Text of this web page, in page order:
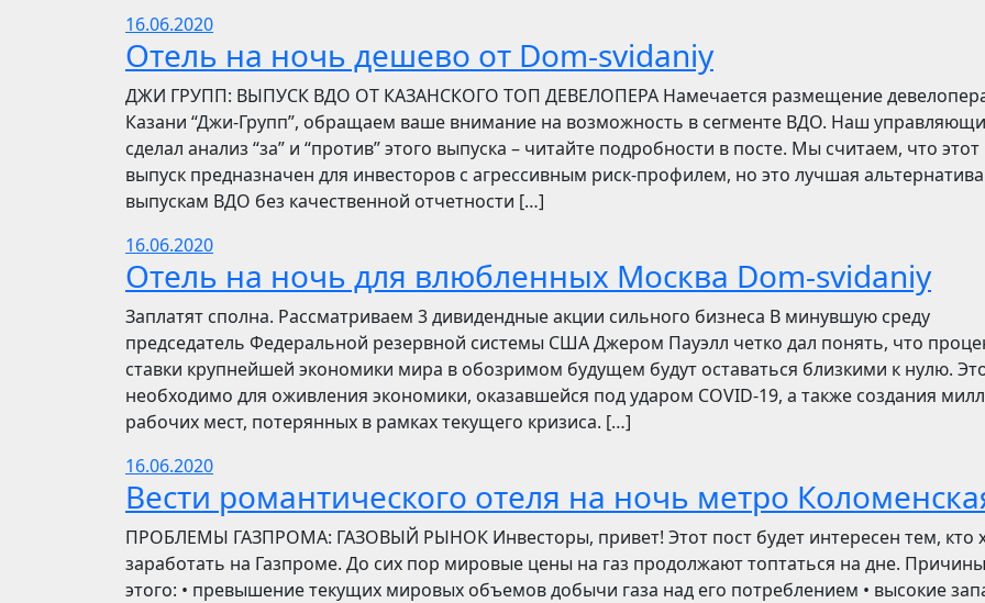
16.06.2020
Отель на ночь дешево от Dom-svidaniy
​​ДЖИ ГРУПП: ВЫПУСК ВДО ОТ КАЗАНСКОГО ТОП ДЕВЕЛОПЕРА Намечается размещение
Казани “Джи-Групп”, обращаем ваше внимание на возможность в сегменте ВДО. Наш
сделал анализ “за” и “против” этого выпуска – читайте подробности в посте. Мы считаем, что этот
выпуск предназначен для инвесторов с агрессивным риск-профилем, но это лучшая альтернатива
выпускам ВДО без качественной отчетности […]
16.06.2020
Отель на ночь для влюбленных Москва Dom-svidaniy
Заплатят сполна. Рассматриваем 3 дивидендные акции сильного бизнеса В минувшую среду
председатель Федеральной резервной системы США Джером Пауэлл четко дал понять, что
ставки крупнейшей экономики мира в обозримом будущем будут оставаться близкими к нулю.
необходимо для оживления экономики, оказавшейся под ударом COVID-19, а также создания
рабочих мест, потерянных в рамках текущего кризиса. […]
16.06.2020
Вести романтического отеля на ночь метро
ПРОБЛЕМЫ ГАЗПРОМА: ГАЗОВЫЙ РЫНОК Инвесторы, привет! Этот пост будет интересен тем, кто
заработать на Газпроме. До сих пор мировые цены на газ продолжают топтаться на дне. Причины
этого: • превышение текущих мировых объемов добычи газа над его потреблением • высокие